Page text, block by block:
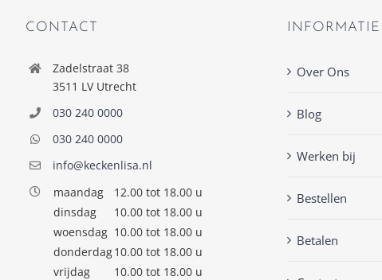
CONTACT
Zadelstraat 38
3511 LV Utrecht
030 240 0000
030 240 0000
info@keckenlisa.nl
maandag
12.00 tot 18.00 u
dinsdag
10.00 tot 18.00 u
woensdag 10.00 tot 18.00 u
donderdag10.00 tot 18.00 u
vrijdag
10.00 tot 18.00 u
INFORMATIE
Over Ons
Blog
Werken bij
Bestellen
Betalen